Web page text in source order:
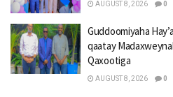
AUGUST 8, 2026 0
Guddoomiyaha
qaatay
Qaxootiga
AUGUST 8, 2026 0